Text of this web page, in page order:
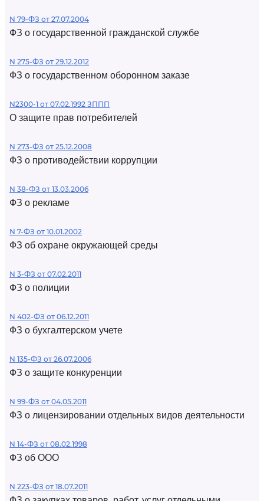
N 79-ФЗ от 27.07.2004
ФЗ о государственной гражданской службе
N 275-ФЗ от 29.12.2012
ФЗ о государственном оборонном заказе
N2300-1 от 07.02.1992 ЗППП
О защите прав потребителей
N 273-ФЗ от 25.12.2008
ФЗ о противодействии коррупции
N 38-ФЗ от 13.03.2006
ФЗ о рекламе
N 7-ФЗ от 10.01.2002
ФЗ об охране окружающей среды
N 3-ФЗ от 07.02.2011
ФЗ о полиции
N 402-ФЗ от 06.12.2011
ФЗ о бухгалтерском учете
N 135-ФЗ от 26.07.2006
ФЗ о защите конкуренции
N 99-ФЗ от 04.05.2011
ФЗ о лицензировании отдельных видов деятельности
N 14-ФЗ от 08.02.1998
ФЗ об ООО
N 223-ФЗ от 18.07.2011